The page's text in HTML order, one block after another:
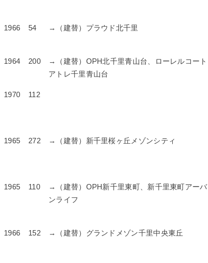
1966 54 →（建替）プラウド北千里
1964 200
→（建替）OPH北千里青山台、ローレルコート
アトレ千里青山台
1970 112
1965 272 →（建替）新千里桜ヶ丘メゾンシティ
1965 110
→（建替）OPH新千里東町、新千里東町アーバ
ンライフ
1966 152 →（建替）グランドメゾン千里中央東丘